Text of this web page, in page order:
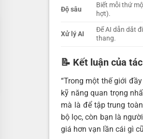
Độ sâu
Biết mỗi thứ
hợt).
Xử lý AI
Để AI dẫn dắt
thang.
📝 Kết luận của
“Trong một thế giới
kỹ năng quan trọng
mà là để tập trung
bộ lọc, còn bạn là
giá hơn vạn lần cái gì